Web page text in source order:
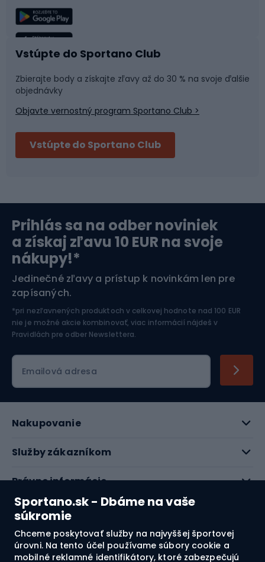
Sportano.sk - Dbáme na vaše
súkromie
Chceme poskytovať služby na najvyššej športovej
úrovni. Na tento účel používame súbory cookie a
mobilné reklamné identifikátory, ktoré zabezpečujú
Rybolov
Športová medicína
Bushcraft
Bikepacking
Orientačný beh
Plávanie
Tímové športy
Fitness a posilňovňa
Cyklistické prilby
Lyžovanie
Športová elektronika
Jazdectvo
Vstúpte do Sportano Club
Zbierajte body a získajte zľavy až do 30 % na svoje ďalšie
objednávky
Objavte vernostný program Sportano Club >
Vstúpte do Sportano Club
Prihlás sa na odber noviniek
a získaj zľavu 10 EUR na svoje
nákupy!*
Jedinečné zľavy a prístup k novinkám len pre
zapísaných.
*pri nezľavnených produktoch v celkovej hodnote nad 100 EUR
nie je možné akcie kombinovať, viac informácií nájdeš v
Pravidlách pre odber Newslettera.
Emailová adresa
Nakupovanie
Služby zákazníkom
Právne informácie
O nás
Pozrite si naše recenzie